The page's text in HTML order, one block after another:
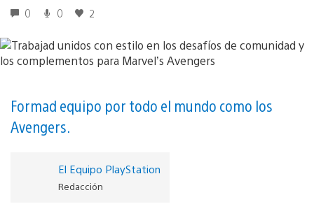
0 0 2
Formad equipo por todo el mundo como los
Avengers.
El Equipo PlayStation
Redacción